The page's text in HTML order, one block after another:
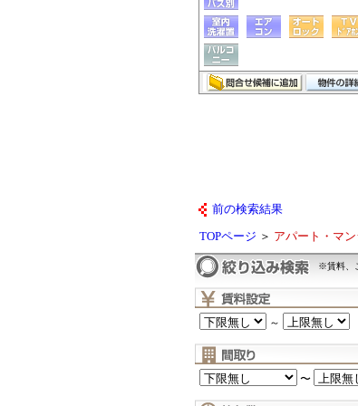
前の検索結果
TOPページ ＞ アパート・マ
※賃料、
～
〜